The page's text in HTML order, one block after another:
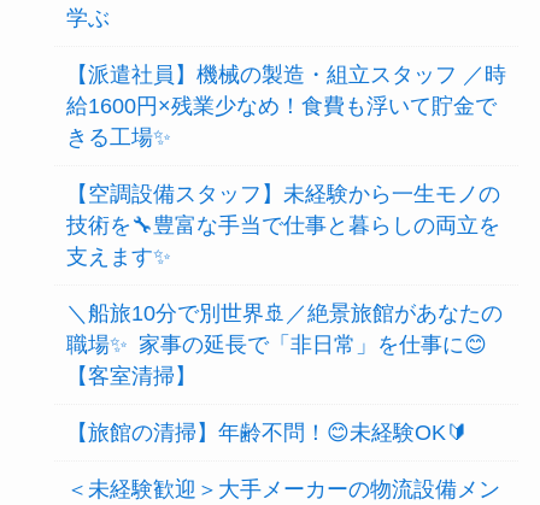
学ぶ
【派遣社員】機械の製造・組立スタッフ ／時
給1600円×残業少なめ！食費も浮いて貯金で
きる工場✨
【空調設備スタッフ】未経験から一生モノの
技術を🔧豊富な手当で仕事と暮らしの両立を
支えます✨
＼船旅10分で別世界🚢／絶景旅館があなたの
職場✨ 家事の延長で「非日常」を仕事に😊
【客室清掃】
【旅館の清掃】年齢不問！😊未経験OK🔰
＜未経験歓迎＞大手メーカーの物流設備メン